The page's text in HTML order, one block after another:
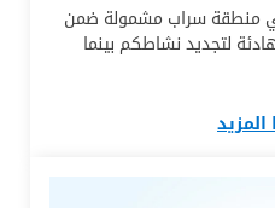
في منطقة سراب مشمولة ضمن
لتجديد نشاطكم بينما
المزيد